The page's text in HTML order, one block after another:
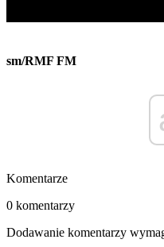
sm/RMF FM
Komentarze
0 komentarzy
Dodawanie komentarzy